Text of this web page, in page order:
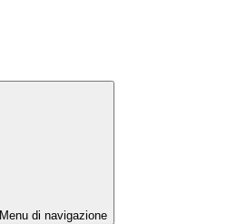
Menu di navigazione